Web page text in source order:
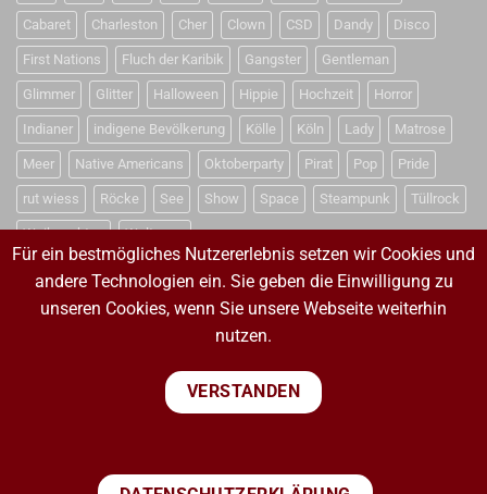
Cabaret Charleston Cher Clown CSD Dandy Disco
First Nations Fluch der Karibik Gangster Gentleman
Glimmer Glitter Halloween Hippie Hochzeit Horror
Indianer indigene Bevölkerung Kölle Köln Lady Matrose
Meer Native Americans Oktoberparty Pirat Pop Pride
rut wiess Röcke See Show Space Steampunk Tüllrock
Weihnachten Weltraum
VERTRAG WIDERRUFEN
VERTRAG WIDERRUFEN
PayPal Visa MasterCard
Sepa
Für ein bestmögliches Nutzererlebnis setzen wir Cookies und
andere Technologien ein. Sie geben die Einwilligung zu
unseren Cookies, wenn Sie unsere Webseite weiterhin
nutzen.
VERSTANDEN